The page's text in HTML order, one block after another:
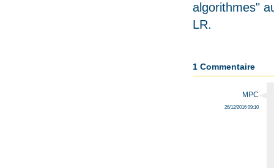
algorithmes"
LR.
1 Commentaire
MPC
26/12/2016 09:10